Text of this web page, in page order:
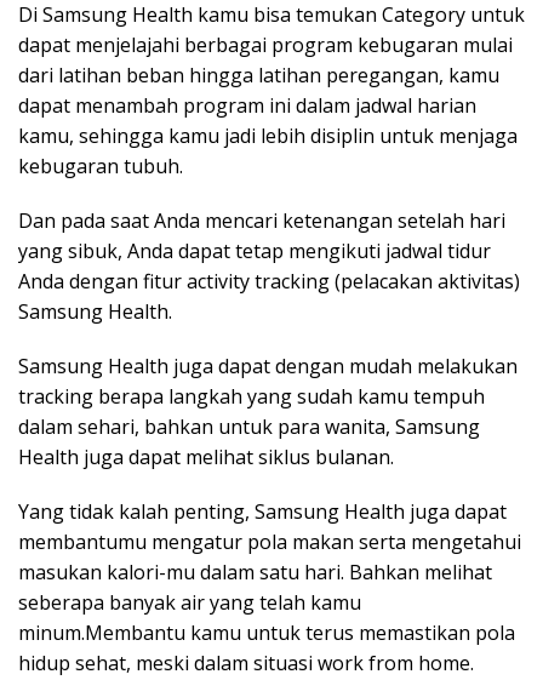
Di Samsung Health kamu bisa temukan Category untuk
dapat menjelajahi berbagai program kebugaran mulai
dari latihan beban hingga latihan peregangan, kamu
dapat menambah program ini dalam jadwal harian
kamu, sehingga kamu jadi lebih disiplin untuk menjaga
kebugaran tubuh.
Dan pada saat Anda mencari ketenangan setelah hari
yang sibuk, Anda dapat tetap mengikuti jadwal tidur
Anda dengan fitur activity tracking (pelacakan aktivitas)
Samsung Health.
Samsung Health juga dapat dengan mudah melakukan
tracking berapa langkah yang sudah kamu tempuh
dalam sehari, bahkan untuk para wanita, Samsung
Health juga dapat melihat siklus bulanan.
Yang tidak kalah penting, Samsung Health juga dapat
membantumu mengatur pola makan serta mengetahui
masukan kalori-mu dalam satu hari. Bahkan melihat
seberapa banyak air yang telah kamu
minum.Membantu kamu untuk terus memastikan pola
hidup sehat, meski dalam situasi work from home.